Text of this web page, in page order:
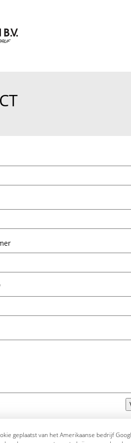
geplaatst van het Amerikaanse bedrijf